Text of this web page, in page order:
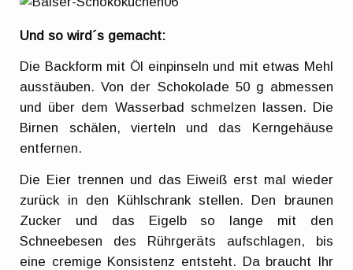
Und so wird´s gemacht:
Die Backform mit Öl einpinseln und mit etwas Mehl
ausstäuben. Von der Schokolade 50 g abmessen
und über dem Wasserbad schmelzen lassen. Die
Birnen schälen, vierteln und das Kerngehäuse
entfernen.
Die Eier trennen und das Eiweiß erst mal wieder
zurück in den Kühlschrank stellen. Den braunen
Zucker und das Eigelb so lange mit den
Schneebesen des Rührgeräts aufschlagen, bis
eine cremige Konsistenz entsteht. Da braucht Ihr